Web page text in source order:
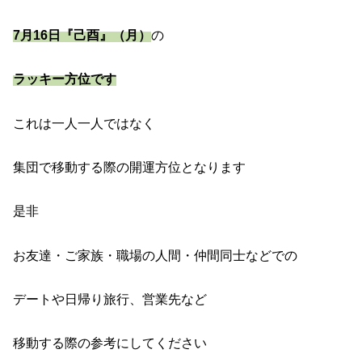
7月16日『己酉』（月）の
ラッキー方位です
これは一人一人ではなく
集団で移動する際の開運方位となります
是非
お友達・ご家族・職場の人間・仲間同士などでの
デートや日帰り旅行、営業先など
移動する際の参考にしてください